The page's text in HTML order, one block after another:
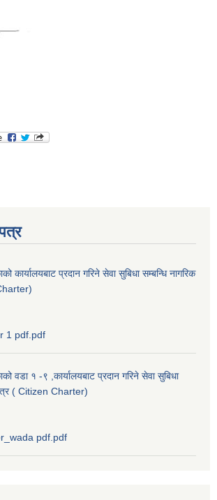
कार्यालयबाट प्रदान गरिने सेवा सुबिधा सम्बन्धि नागरिक
1 pdf.pdf
वडा १ -९ ,कार्यालयबाट प्रदान गरिने सेवा सुबिधा
( Citizen Charter)
pdf.pdf